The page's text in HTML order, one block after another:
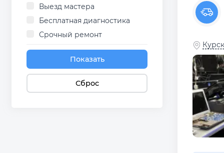
Выезд мастера
Бесплатная диагностика
Срочный ремонт
Показать
Сброс